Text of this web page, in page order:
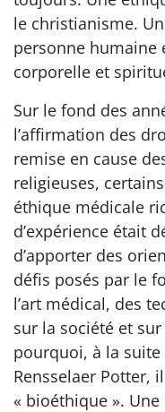
le christianisme.
personne humaine
corporelle et
Sur le fond des
l’affirmation des
remise en cause
religieuses,
éthique médicale
d’expérience était
d’apporter des
défis posés par le
l’art médical, des
sur la société et sur
pourquoi, à la suite
Rensselaer Potter,
« bioéthique ».